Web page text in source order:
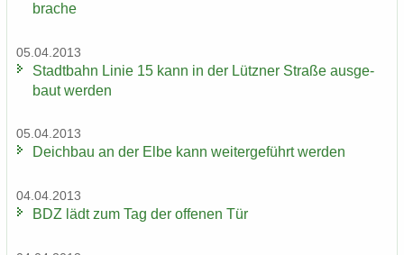
bra­che
05.04.2013
Stadt­bahn Linie 15 kann in der Lütz­ner Stra­ße aus­ge­
baut wer­den
05.04.2013
Deich­bau an der Elbe kann wei­ter­ge­führt wer­den
04.04.2013
BDZ lädt zum Tag der of­fe­nen Tür